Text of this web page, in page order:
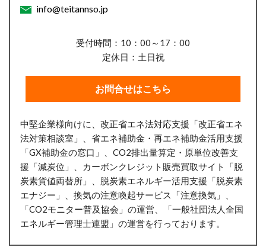
info@teitannso.jp
受付時間：10：00～17：00
定休日：土日祝
お問合せはこちら
中堅企業様向けに、改正省エネ法対応支援「改正省エネ
法対策相談室」、省エネ補助金・再エネ補助金活用支援
「GX補助金の窓口」、CO2排出量算定・原単位改善支
援「減炭位」、
カーボンクレジット販売買取サイト「脱
炭素貨値両替所」、 脱炭素エネルギー活用支援「脱炭素
エナジー」、換気の注意喚起サービス「注意換気」、
「CO2モニター普及協会」の運営、「一般社団法人全国
エネルギー管理士連盟」の運営を行っております。